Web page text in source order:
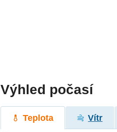
Výhled počasí
Teplota Vítr